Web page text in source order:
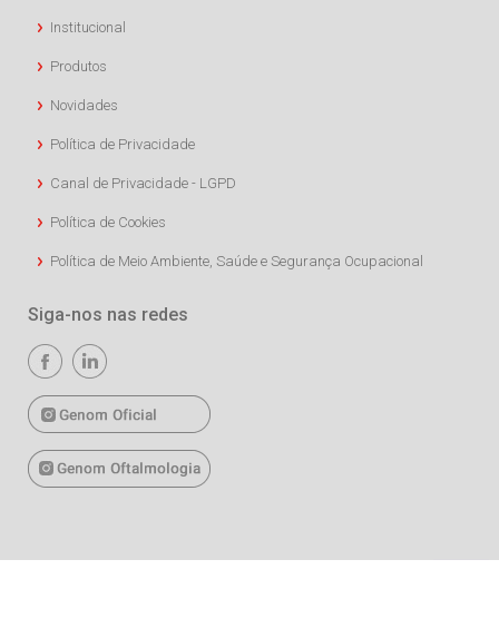
Institucional
Produtos
Novidades
Política de Privacidade
Canal de Privacidade - LGPD
Política de Cookies
Política de Meio Ambiente, Saúde e Segurança Ocupacional
Siga-nos nas redes